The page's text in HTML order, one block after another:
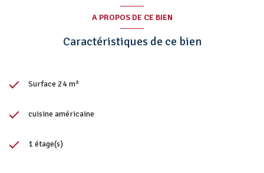
A PROPOS DE CE BIEN
Caractéristiques de ce bien
Surface 24 m²
cuisine américaine
1 étage(s)